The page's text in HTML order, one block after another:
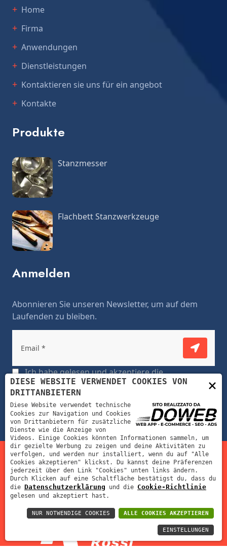
Home
Firma
Anwendungen
Dienstleistungen
Kontaktieren sie uns für ein angebot
Kontakte
Produkte
Stanzmesser
Flachbett Stanzwerkzeuge
Anmelden
Abonnieren Sie unseren Newsletter, um auf dem
Laufenden zu bleiben.
Ich habe gelesen und akzeptiere die
datenschutzerklärung
© Fustellificio Fratelli Rossi s.r.l. | P.IVA: 02012390239 | Rea:
VR-212311 | Cap. Soc: 70000 €
×
DIESE WEBSITE VERWENDET COOKIES VON
DRITTANBIETERN
Diese Website verwendet technische
Cookies zur Navigation und Cookies
von Drittanbietern für zusätzliche
Dienste wie die Anzeige von
Videos. Einige Cookies könnten Informationen sammeln, um
dir gezielte Werbung zu zeigen und deine Aktivitäten zu
verfolgen, und werden nur installiert, wenn du auf "Alle
Cookies akzeptieren" klickst. Du kannst deine Präferenzen
jederzeit über den Link "Cookies" unten links ändern.
Durch Klicken auf eine Schaltfläche bestätigst du, dass du
die Datenschutzerklärung und die Cookie-Richtlinie
gelesen und akzeptiert hast.
ALLE COOKIES AKZEPTIEREN
NUR NOTWENDIGE COOKIES
EINSTELLUNGEN